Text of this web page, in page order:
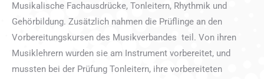
Musikalische Fachausdrücke, Tonleitern, Rhythmik und
Gehörbildung. Zusätzlich nahmen die Prüflinge an den
Vorbereitungskursen des Musikverbandes teil. Von ihren
Musiklehrern wurden sie am Instrument vorbereitet, und
mussten bei der Prüfung Tonleitern, ihre vorbereiteten